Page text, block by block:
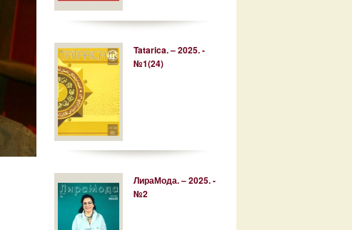
Tatarica. – 2025. -
№1(24)
ЛираМода. – 2025. -
№2